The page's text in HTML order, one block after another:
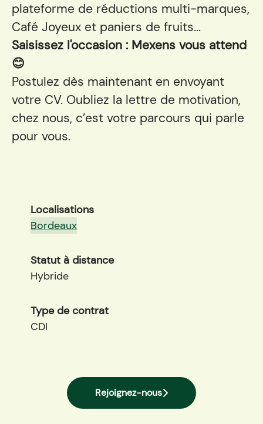
plateforme de réductions multi-marques,
Café Joyeux et paniers de fruits...
Saisissez l'occasion : Mexens vous attend
😊
Postulez dès maintenant en envoyant
votre CV. Oubliez la lettre de motivation,
chez nous, c’est votre parcours qui parle
pour vous.
Localisations
Bordeaux
Statut à distance
Hybride
Type de contrat
CDI
Rejoignez-nous